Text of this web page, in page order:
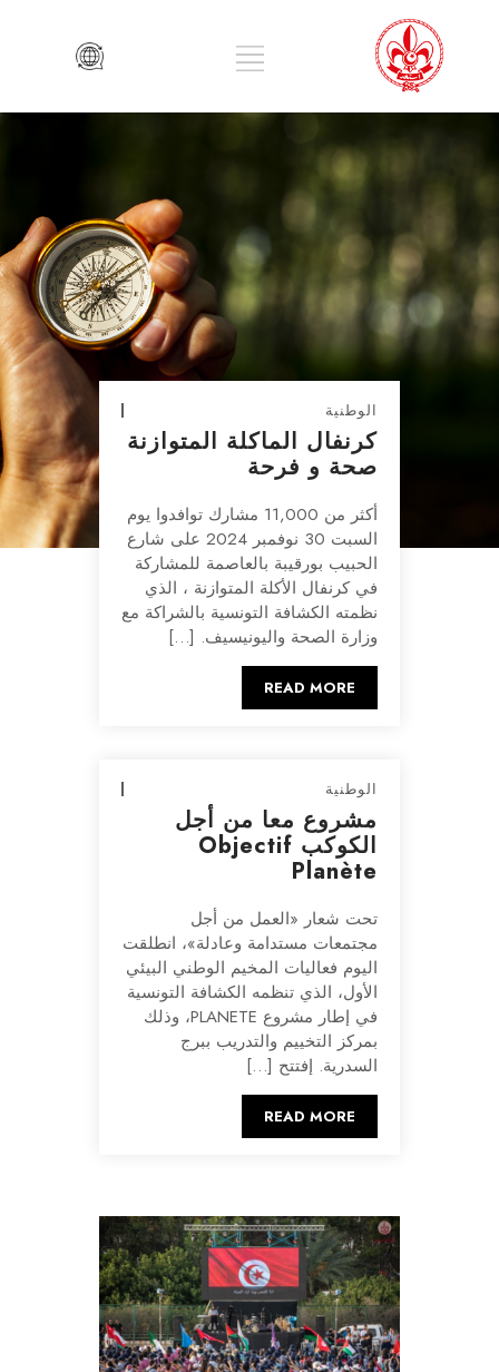
الوطنية
كرنفال الماكلة المتوازنة
صحة و فرحة
أكثر من 11,000 مشارك توافدوا يوم
السبت 30 نوفمبر 2024 على شارع
الحبيب بورقيبة بالعاصمة للمشاركة
في كرنفال الأكلة المتوازنة ، الذي
نظمته الكشافة التونسية بالشراكة مع
وزارة الصحة واليونيسيف. […]
READ MORE
الوطنية
مشروع معا من أجل
الكوكب Objectif
Planète
تحت شعار «العمل من أجل
مجتمعات مستدامة وعادلة»، انطلقت
اليوم فعاليات المخيم الوطني البيئي
الأول، الذي تنظمه الكشافة التونسية
في إطار مشروع PLANETE، وذلك
بمركز التخييم والتدريب ببرج
السدرية. إفتتح […]
READ MORE